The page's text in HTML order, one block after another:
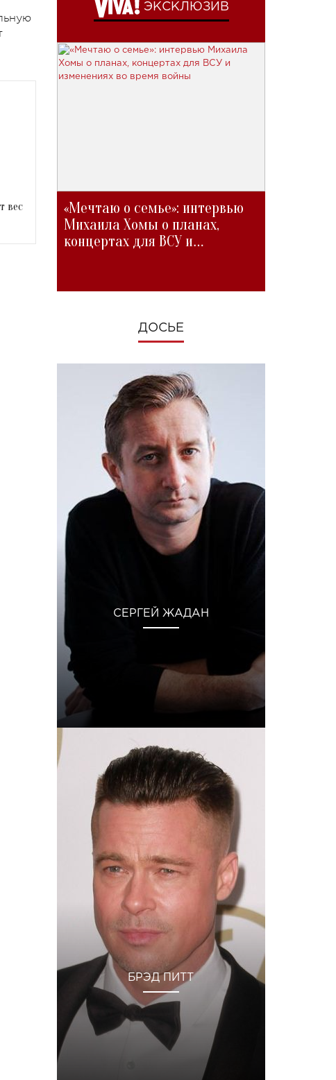
вес
ЭКСКЛЮЗИВ
«Мечтаю о семье»: интервью
Михаила Хомы о планах,
концертах для ВСУ и
ДОСЬЕ
СЕРГЕЙ ЖАДАН
БРЭД ПИТТ